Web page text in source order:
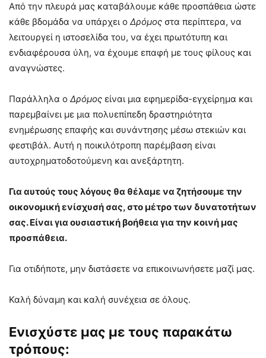
Από την πλευρά μας καταβάλουμε κάθε προσπάθεια ώστε
κάθε βδομάδα να υπάρχει ο Δρόμος στα περίπτερα, να
λειτουργεί η ιστοσελίδα του, να έχει πρωτότυπη και
ενδιαφέρουσα ύλη, να έχουμε επαφή με τους φίλους και
αναγνώστες.
Παράλληλα ο Δρόμος είναι μια εφημερίδα-εγχείρημα και
παρεμβαίνει με μια πολυεπίπεδη δραστηριότητα
ενημέρωσης επαφής και συνάντησης μέσω στεκιών και
φεστιβάλ. Αυτή η ποικιλότροπη παρέμβαση είναι
αυτοχρηματοδοτούμενη και ανεξάρτητη.
Για αυτούς τους λόγους θα θέλαμε να ζητήσουμε την
οικονομική ενίσχυσή σας, στο μέτρο των δυνατοτήτων
σας. Είναι για ουσιαστική βοήθεια για την κοινή μας
προσπάθεια.
Για οτιδήποτε, μην διστάσετε να επικοινωνήσετε μαζί μας.
Καλή δύναμη και καλή συνέχεια σε όλους.
Ενισχύστε μας με τους παρακάτω
τρόπους: